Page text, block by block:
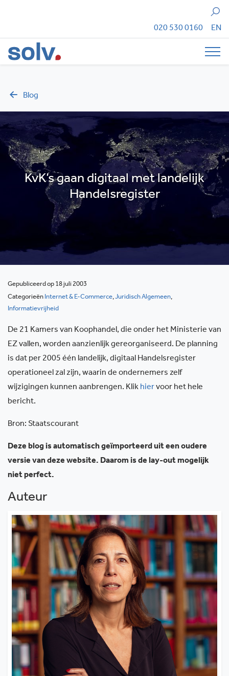
Zoeken
020 530 0160 EN
Blog
KvK’s gaan digitaal met landelijk
Handelsregister
Gepubliceerd op 18 juli 2003
Categorieën Internet & E-Commerce,Juridisch Algemeen,
Informatievrijheid
De 21 Kamers van Koophandel, die onder het Ministerie van
EZ vallen, worden aanzienlijk gereorganiseerd. De planning
is dat per 2005 één landelijk, digitaal Handelsregister
operationeel zal zijn, waarin de ondernemers zelf
wijzigingen kunnen aanbrengen. Klik hiervoor het hele
bericht.
Bron: Staatscourant
Deze blog is automatisch geïmporteerd uit een oudere
versie van deze website. Daarom is de lay-out mogelijk
niet perfect.
Auteur